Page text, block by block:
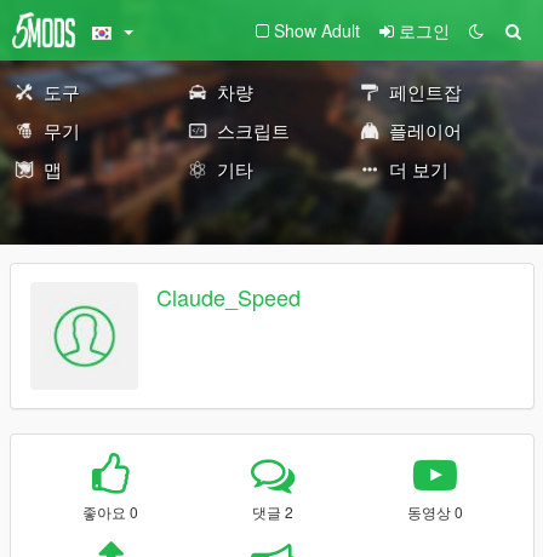
Show Adult 로그인
도구 차량
페인트잡
무기
스크립트
플레이어
맵
기타 더 보기
Claude_Speed
좋아요 0 댓글 2 동영상 0